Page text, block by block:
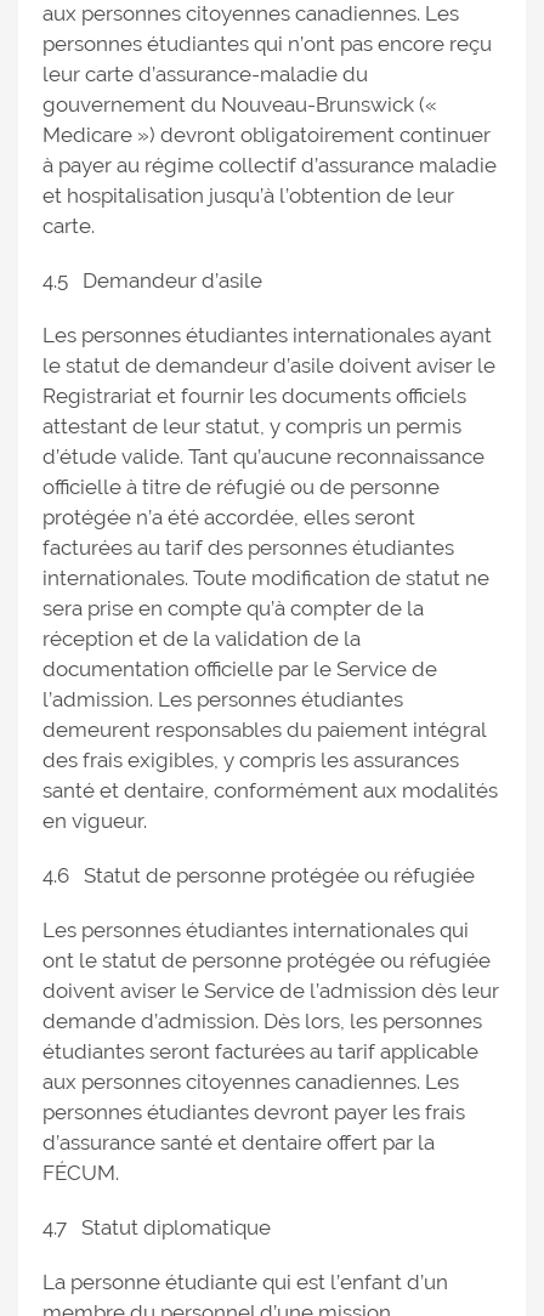
aux personnes citoyennes canadiennes. Les
personnes étudiantes qui n’ont pas encore reçu
leur carte d’assurance-maladie du
gouvernement du Nouveau-Brunswick («
Medicare ») devront obligatoirement continuer
à payer au régime collectif d’assurance maladie
et hospitalisation jusqu’à l’obtention de leur
carte.
4.5 Demandeur d’asile
Les personnes étudiantes internationales ayant
le statut de demandeur d’asile doivent aviser le
Registrariat et fournir les documents officiels
attestant de leur statut, y compris un permis
d’étude valide. Tant qu’aucune reconnaissance
officielle à titre de réfugié ou de personne
protégée n’a été accordée, elles seront
facturées au tarif des personnes étudiantes
internationales. Toute modification de statut ne
sera prise en compte qu’à compter de la
réception et de la validation de la
documentation officielle par le Service de
l’admission. Les personnes étudiantes
demeurent responsables du paiement intégral
des frais exigibles, y compris les assurances
santé et dentaire, conformément aux modalités
en vigueur.
4.6 Statut de personne protégée ou réfugiée
Les personnes étudiantes internationales qui
ont le statut de personne protégée ou réfugiée
doivent aviser le Service de l’admission dès leur
demande d’admission. Dès lors, les personnes
étudiantes seront facturées au tarif applicable
aux personnes citoyennes canadiennes. Les
personnes étudiantes devront payer les frais
d’assurance santé et dentaire offert par la
FÉCUM.
4.7 Statut diplomatique
La personne étudiante qui est l’enfant d’un